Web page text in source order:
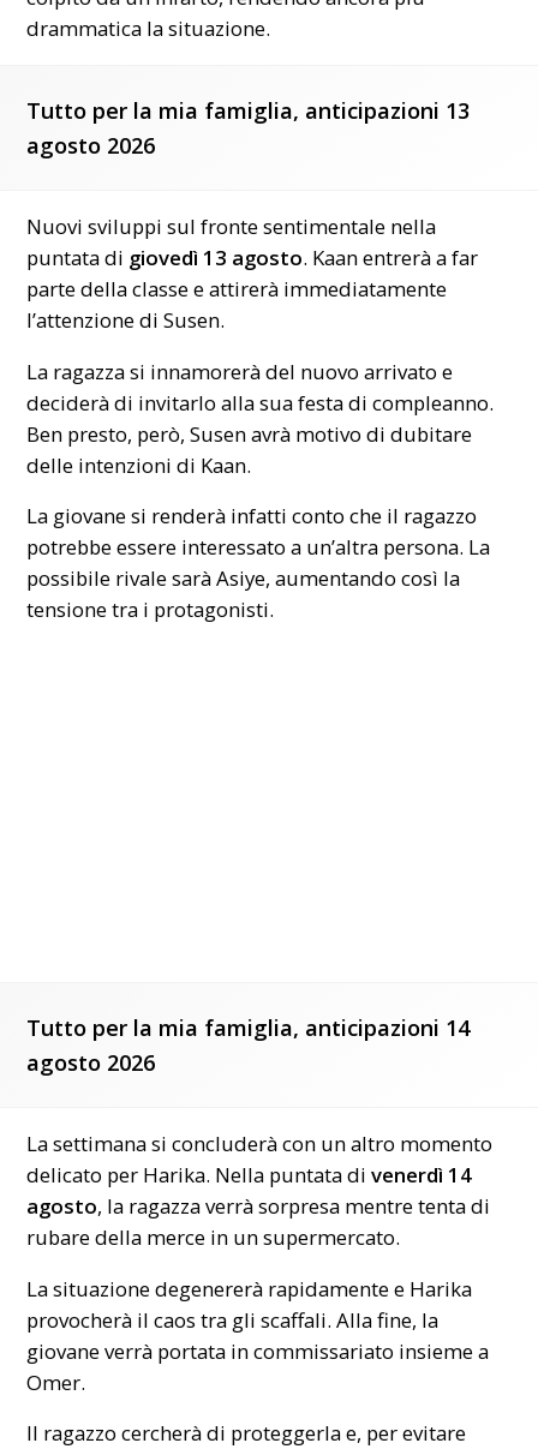
drammatica la situazione.
Tutto per la mia famiglia, anticipazioni 13
agosto 2026
Nuovi sviluppi sul fronte sentimentale nella
puntata di giovedì 13 agosto. Kaan entrerà a far
parte della classe e attirerà immediatamente
l’attenzione di Susen.
La ragazza si innamorerà del nuovo arrivato e
deciderà di invitarlo alla sua festa di compleanno.
Ben presto, però, Susen avrà motivo di dubitare
delle intenzioni di Kaan.
La giovane si renderà infatti conto che il ragazzo
potrebbe essere interessato a un’altra persona. La
possibile rivale sarà Asiye, aumentando così la
tensione tra i protagonisti.
Tutto per la mia famiglia, anticipazioni 14
agosto 2026
La settimana si concluderà con un altro momento
delicato per Harika. Nella puntata divenerdì 14
agosto, la ragazza verrà sorpresa mentre tenta di
rubare della merce in un supermercato.
La situazione degenererà rapidamente e Harika
provocherà il caos tra gli scaffali. Alla fine, la
giovane verrà portata in commissariato insieme a
Omer.
Il ragazzo cercherà di proteggerla e, per evitare